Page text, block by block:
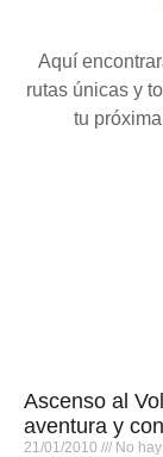
Aquí
rutas únicas y
tu
Ascenso al
aventura y
21/01/2010 No